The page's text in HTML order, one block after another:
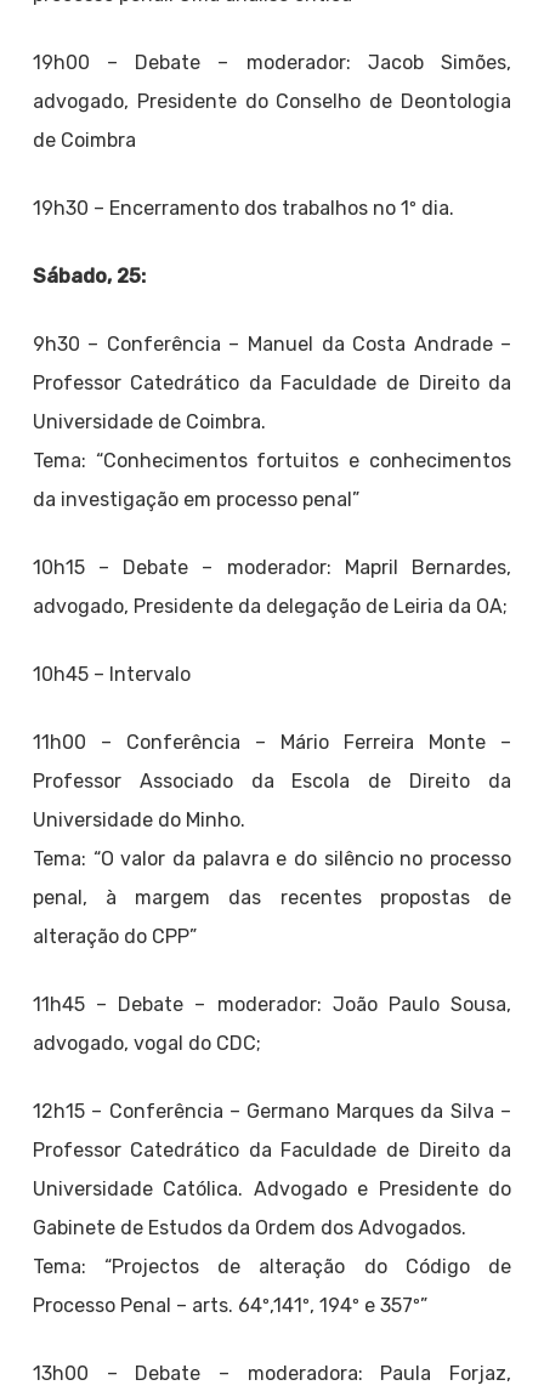
19h00 – Debate – moderador: Jacob Simões,
advogado, Presidente do Conselho de Deontologia
de Coimbra
19h30 – Encerramento dos trabalhos no 1º dia.
Sábado, 25:
9h30 – Conferência – Manuel da Costa Andrade –
Professor Catedrático da Faculdade de Direito da
Universidade de Coimbra.
Tema: “Conhecimentos fortuitos e conhecimentos
da investigação em processo penal”
10h15 – Debate – moderador: Mapril Bernardes,
advogado, Presidente da delegação de Leiria da OA;
10h45 – Intervalo
11h00 – Conferência – Mário Ferreira Monte –
Professor Associado da Escola de Direito da
Universidade do Minho.
Tema: “O valor da palavra e do silêncio no processo
penal, à margem das recentes propostas de
alteração do CPP”
11h45 – Debate – moderador: João Paulo Sousa,
advogado, vogal do CDC;
12h15 – Conferência – Germano Marques da Silva –
Professor Catedrático da Faculdade de Direito da
Universidade Católica. Advogado e Presidente do
Gabinete de Estudos da Ordem dos Advogados.
Tema: “Projectos de alteração do Código de
Processo Penal – arts. 64º,141º, 194º e 357º”
13h00 – Debate – moderadora: Paula Forjaz,